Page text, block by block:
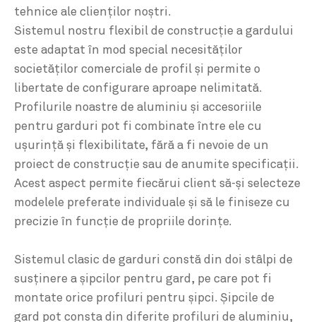
tehnice ale clienţilor noştri.
Sistemul nostru flexibil de construcţie a gardului
este adaptat în mod special necesităţilor
societăţilor comerciale de profil şi permite o
libertate de configurare aproape nelimitată.
Profilurile noastre de aluminiu și accesoriile
pentru garduri pot fi combinate între ele cu
uşurinţă şi flexibilitate, fără a fi nevoie de un
proiect de construcţie sau de anumite specificații.
Acest aspect permite fiecărui client să-şi selecteze
modelele preferate individuale şi să le finiseze cu
precizie în funcţie de propriile dorinţe.
Sistemul clasic de garduri constă din doi stâlpi de
susţinere a şipcilor pentru gard, pe care pot fi
montate orice profiluri pentru şipci. Şipcile de
gard pot consta din diferite profiluri de aluminiu,